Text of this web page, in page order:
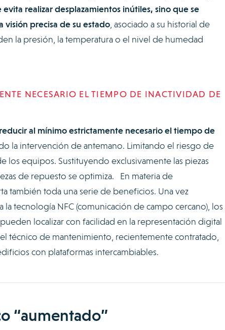
evita realizar desplazamientos inútiles, sino que se
visión precisa de su estado, asociado a su historial de
la presión, la temperatura o el nivel de humedad
NECESARIO EL TIEMPO DE INACTIVIDAD DE
al mínimo estrictamente necesario el tiempo de
la intervención de antemano. Limitando el riesgo de
los equipos. Sustituyendo exclusivamente las piezas
de repuesto se optimiza. En materia de
también toda una serie de beneficios. Una vez
la tecnología NFC (comunicación de campo cercano), los
localizar con facilidad en la representación digital
técnico de mantenimiento, recientemente contratado,
con plataformas intercambiables.
“aumentado”